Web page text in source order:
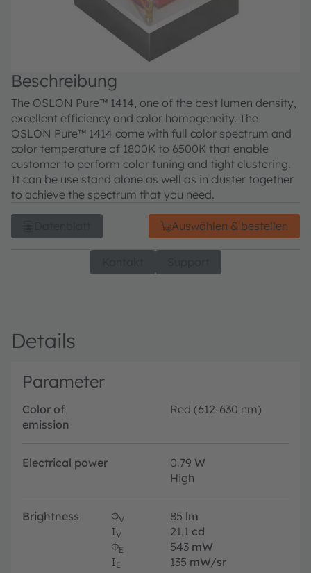
Beschreibung
The OSLON Pure™ 1414, one of the best lumen density,
excellent efficiency and color homogeneity. The
OSLON Pure™ 1414 come with full color spectrum and
color temperature of 1800K to 6500K that enable
customer to perform color tuning and tight clustering.
It can be use stand alone as well as in cluster together
to achieve the spectrum that you need.
Auswählen & bestellen
Details
Parameter
Color of
emission
Red (612-630 nm)
Electrical power 0.79 W
High
Brightness ΦV 85 lm
IV 21.1 cd
ΦE 543 mW
IE 135 mW/sr